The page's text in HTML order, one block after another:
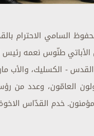
طنّوس نعمه رئيس
- الكسليك، والأب
العامّون، وعدد من
خدم القدّاس